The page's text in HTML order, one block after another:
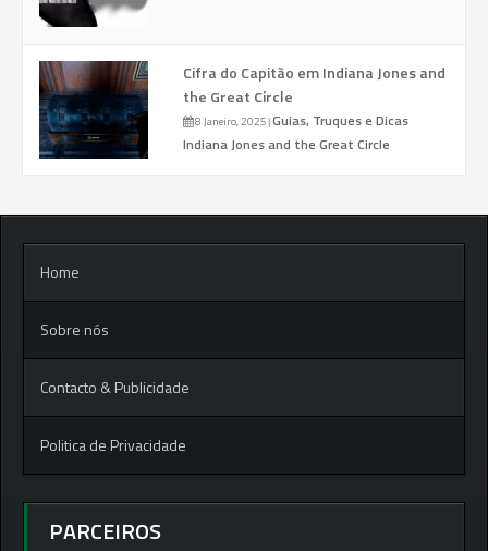
Cifra do Capitão em Indiana Jones and
the Great Circle
8 Janeiro, 2025|Guias, Truques e Dicas
Indiana Jones and the Great Circle
Home
Sobre nós
Contacto & Publicidade
Politica de Privacidade
PARCEIROS